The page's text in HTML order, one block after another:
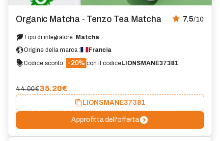
Organic Matcha - Tenzo Tea Matcha 7.5/10
Tipo di integratore :Matcha
Origine della marca :
Francia
Codice sconto : -20% con il codiceLIONSMANE37381
44.00€35.20€
LIONSMANE37381
Approfitta dell'offerta